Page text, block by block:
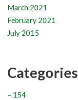
March 2021
February 2021
July 2015
Categories
– 154